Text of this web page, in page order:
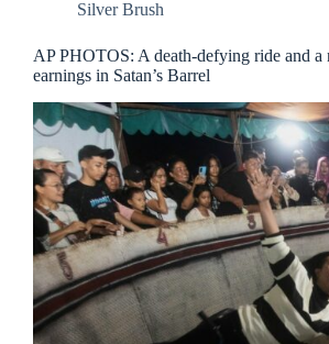
Silver Brush
AP PHOTOS: A death-defying ride and a
earnings in Satan’s Barrel